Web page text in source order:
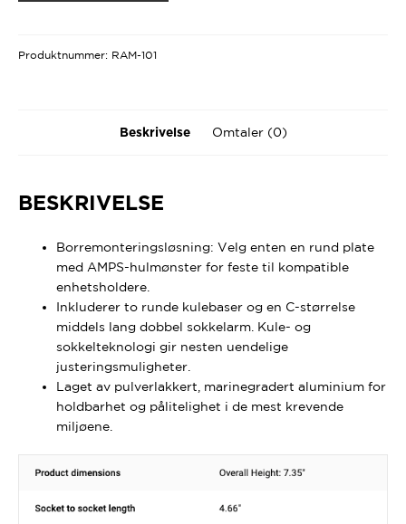
Produktnummer: RAM-101
Beskrivelse Omtaler (0)
BESKRIVELSE
Borremonteringsløsning: Velg enten en rund plate
med AMPS-hulmønster for feste til kompatible
enhetsholdere.
Inkluderer to runde kulebaser og en C-størrelse
middels lang dobbel sokkelarm. Kule- og
sokkelteknologi gir nesten uendelige
justeringsmuligheter.
Laget av pulverlakkert, marinegradert aluminium for
holdbarhet og pålitelighet i de mest krevende
miljøene.